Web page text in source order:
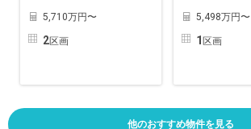
5,710万円〜
2区画
5,498万円〜
1 区画
他のおすすめ物件を見る